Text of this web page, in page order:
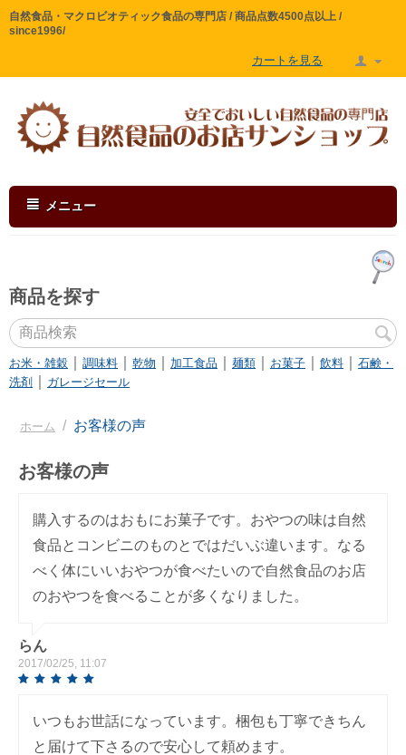
自然食品・マクロビオティック食品の専門店 / 商品点数4500点以上 /
since1996/
カートを見る
メニュー
商品を探す
お米・雑穀 調味料 乾物 加工食品 麺類 お菓子 飲料
石鹸・
洗剤
ガレージセール
ホーム / お客様の声
お客様の声
購入するのはおもにお菓子です。おやつの味は自然
食品とコンビニのものとではだいぶ違います。なる
べく体にいいおやつが食べたいので自然食品のお店
のおやつを食べることが多くなりました。
らん
2017/02/25, 11:07
いつもお世話になっています。梱包も丁寧できちん
と届けて下さるので安心して頼めます。